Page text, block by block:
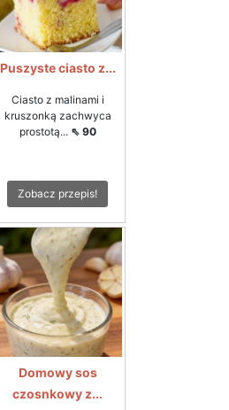
Puszyste ciasto z...
Ciasto z malinami i
kruszonką zachwyca
prostotą... ⇖ 90
Zobacz przepis!
Domowy sos
czosnkowy z...